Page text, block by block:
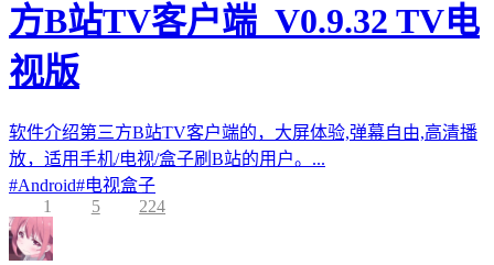
方B站TV客户端_V0.9.32 TV电
视版
软件介绍第三方B站TV客户端的，大屏体验,弹幕自由,高清播
放，适用手机/电视/盒子刷B站的用户。...
#Android#电视盒子
1
5 224